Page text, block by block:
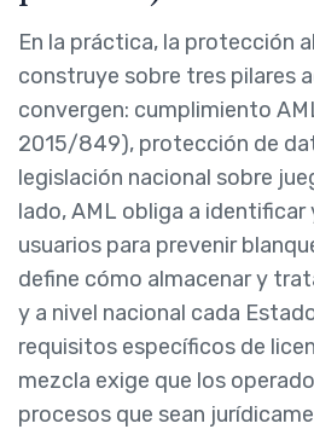
En la práctica, la protección
construye sobre tres pilares
convergen: cumplimiento
2015/849), protección de
legislación nacional sobre
lado, AML obliga a
usuarios para prevenir
define cómo almacenar y
y a nivel nacional cada
requisitos específicos de
mezcla exige que los
procesos que sean